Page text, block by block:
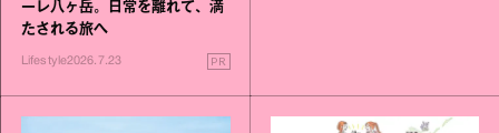
ーレ八ヶ岳。日常を離れて、満
たされる旅へ
Lifestyle2026.7.23 PR